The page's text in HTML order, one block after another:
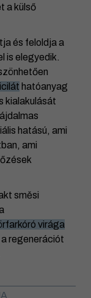
a külső
és feloldja a
is elegyedik.
hatóanyag
kialakulását
hatású, ami
ami
směsi
virága
regenerációt